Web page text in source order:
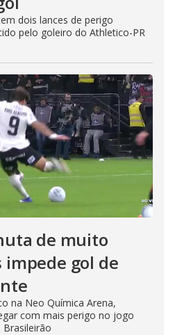
dois lances de perigo
pelo goleiro do Athletico-PR
de muito
impede gol de
na Neo Química Arena,
com mais perigo no jogo
Brasileirão